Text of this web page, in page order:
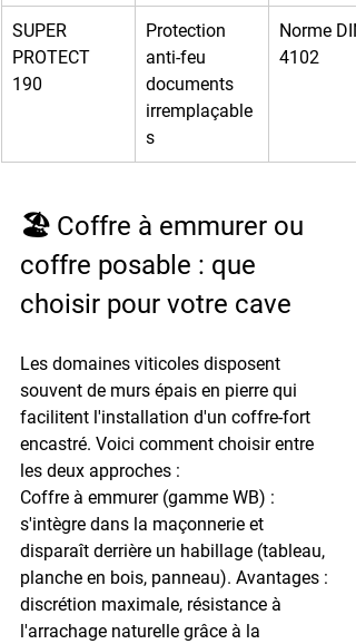
SUPER
PROTECT
190
Protection
anti-feu
documents
irremplaçable
s
Norme
4102
🏖️ Coffre à emmurer ou
coffre posable : que
choisir pour votre cave
Les domaines viticoles disposent
souvent de murs épais en pierre qui
facilitent l'installation d'un coffre-fort
encastré. Voici comment choisir entre
les deux approches :
Coffre à emmurer (gamme WB) :
s'intègre dans la maçonnerie et
disparaît derrière un habillage (tableau,
planche en bois, panneau). Avantages :
discrétion maximale, résistance à
l'arrachage naturelle grâce à la